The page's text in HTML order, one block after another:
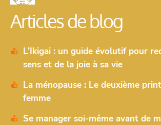
Articles de blog
L’Ikigai : un guide évolutif pour
sens et de la joie à sa vie
La ménopause : Le deuxième
femme
Se manager soi-même avant de